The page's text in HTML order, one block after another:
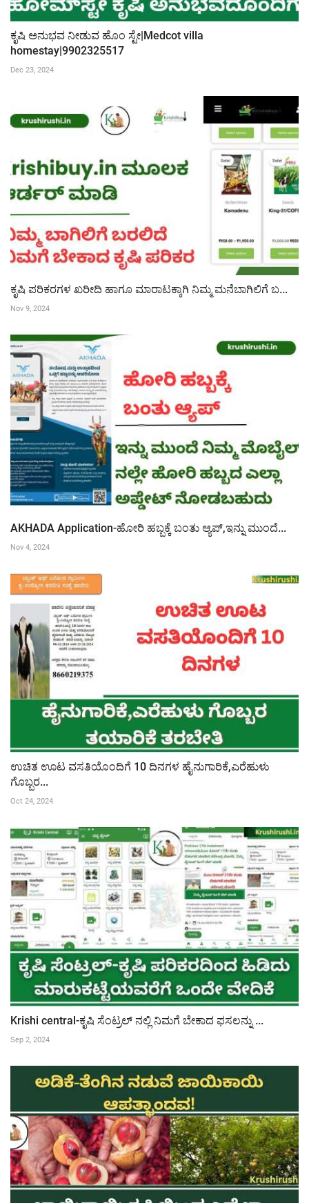
ಕೃಷಿ ಅನುಭವ ನೀಡುವ ಹೊಂ ಸ್ಟೇ|Medcot villa
homestay|9902325517
Dec 23, 2024
ಕೃಷಿ ಪರಿಕರಗಳ ಖರೀದಿ ಹಾಗೂ ಮಾರಾಟಕ್ಕಾಗಿ ನಿಮ್ಮ ಮನೆಬಾಗಿಲಿಗೆ ಬ...
Nov 9, 2024
AKHADA Application-ಹೋರಿ ಹಬ್ಬಕ್ಕೆ ಬಂತು ಆ್ಯಪ್,ಇನ್ನು ಮುಂದೆ...
Nov 4, 2024
ಉಚಿತ ಊಟ ವಸತಿಯೊಂದಿಗೆ 10 ದಿನಗಳ ಹೈನುಗಾರಿಕೆ,ಎರೆಹುಳು
ಗೊಬ್ಬರ...
Oct 24, 2024
Krishi central-ಕೃಷಿ ಸೆಂಟ್ರಲ್ ನಲ್ಲಿ ನಿಮಗೆ ಬೇಕಾದ ಫಸಲನ್ನು ...
Sep 2, 2024